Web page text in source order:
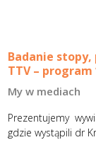
Badanie stopy,
TTV – program
My w mediach
Prezentujemy
gdzie wystąpili dr